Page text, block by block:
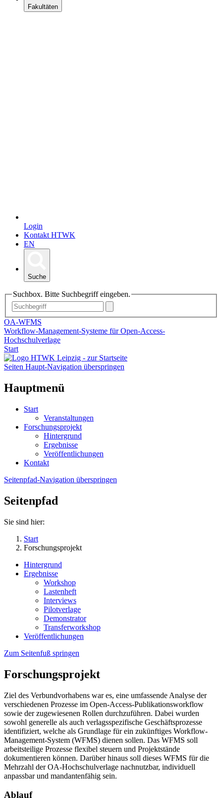
Fakultäten
Login
Kontakt HTWK
EN
Suche
Suchbox. Bitte Suchbegriff eingeben.
OA-WFMS
Workflow-Management-Systeme für Open-Access-
Hochschulverlage
Start
Seiten Haupt-Navigation überspringen
Hauptmenü
Start
Veranstaltungen
Forschungsprojekt
Hintergrund
Ergebnisse
Veröffentlichungen
Kontakt
Seitenpfad-Navigation überspringen
Seitenpfad
Sie sind hier:
Start
Forschungsprojekt
Hintergrund
Ergebnisse
Workshop
Lastenheft
Interviews
Pilotverlage
Demonstrator
Transferworkshop
Veröffentlichungen
Zum Seitenfuß springen
Forschungsprojekt
Ziel des Verbundvorhabens war es, eine umfassende Analyse der
verschiedenen Prozesse im Open-Access-Publikationsworkflow
sowie der zugewiesenen Rollen durchzuführen. Dabei wurden
sowohl generelle als auch verlagsspezifische Geschäftsprozesse
identifiziert, welche als Grundlage für ein zukünftiges Workflow-
Management-System (WFMS) dienen sollen. Das WFMS soll
arbeitsteilige Prozesse flexibel steuern und Projektstände
dokumentieren können. Darüber hinaus soll dieses WFMS für die
Mehrzahl der OA-Hochschulverlage nachnutzbar, individuell
anpassbar und mandantenfähig sein.
Ablauf